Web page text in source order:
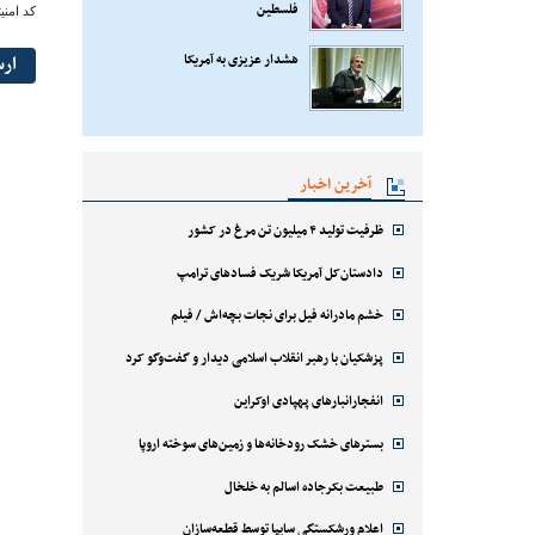
فلسطین
هشدار عزیزی به آمریکا
آخرین اخبار
ظرفیت تولید ۴ میلیون تن مرغ در کشور
دادستان‌کل آمریکا شریک فسادهای ترامپ
خشم مادرانه فیل برای نجات بچه‌اش / فیلم
پزشکیان با رهبر انقلاب اسلامی دیدار و گفت‌وگو کرد
انفجارانبارهای پهپادی اوکراین
بسترهای خشک رودخانه‌ها و زمین‌های سوخته اروپا
طبیعت بکرجاده اسالم به خلخال
اعلام ورشکستگی سایپا توسط قطعه‌سازان
کد